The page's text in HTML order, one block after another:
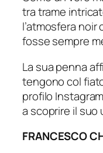
tra trame
l’atmosfera
fosse sempre
La sua penna
tengono col
profilo
a scoprire il suo
FRANCESCO